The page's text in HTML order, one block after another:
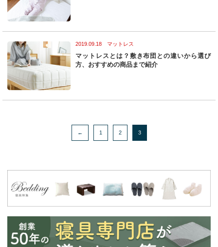
2019.09.18 マットレス
マットレスとは？敷き布団との違いから選び
方、おすすめの商品まで紹介
← 1 2 3